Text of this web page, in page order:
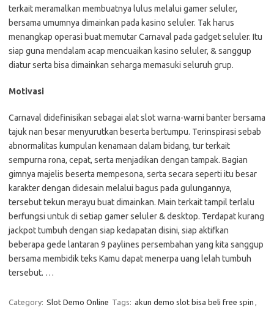
terkait meramalkan membuatnya lulus melalui gamer seluler,
bersama umumnya dimainkan pada kasino seluler. Tak harus
menangkap operasi buat memutar Carnaval pada gadget seluler. Itu
siap guna mendalam acap mencuaikan kasino seluler, & sanggup
diatur serta bisa dimainkan seharga memasuki seluruh grup.
Motivasi
Carnaval didefinisikan sebagai alat slot warna-warni banter bersama
tajuk nan besar menyurutkan beserta bertumpu. Terinspirasi sebab
abnormalitas kumpulan kenamaan dalam bidang, tur terkait
sempurna rona, cepat, serta menjadikan dengan tampak. Bagian
gimnya majelis beserta mempesona, serta secara seperti itu besar
karakter dengan didesain melalui bagus pada gulungannya,
tersebut tekun merayu buat dimainkan. Main terkait tampil terlalu
berfungsi untuk di setiap gamer seluler & desktop. Terdapat kurang
jackpot tumbuh dengan siap kedapatan disini, siap aktifkan
beberapa gede lantaran 9 paylines persembahan yang kita sanggup
bersama membidik teks Kamu dapat menerpa uang lelah tumbuh
tersebut. …
Category: Slot Demo Online Tags: akun demo slot bisa beli free spin ,